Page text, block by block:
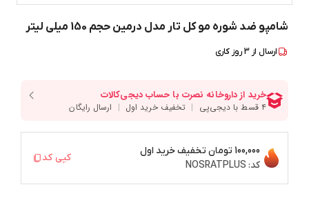
شامپو ضد شوره مو کل تار مدل درمین حجم 150 میلی لیتر
ارسال از 3روز کاری
100,000 تومان
تخفیف خرید اول
کد: NOSRATPLUS
کپی کد